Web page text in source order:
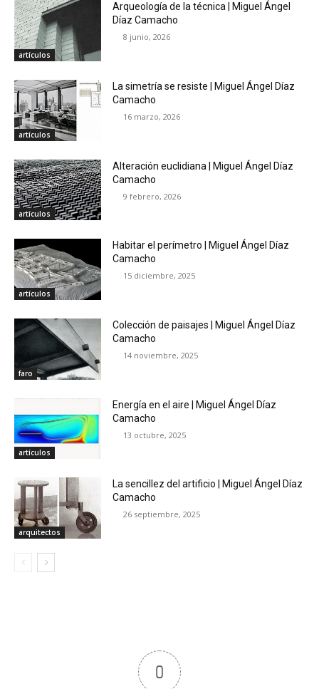
artículos
Arqueología de la técnica | Miguel Ángel
Díaz Camacho
8 junio, 2026
artículos
La simetría se resiste | Miguel Ángel Díaz
Camacho
16 marzo, 2026
artículos
Alteración euclidiana | Miguel Ángel Díaz
Camacho
9 febrero, 2026
artículos
Habitar el perímetro | Miguel Ángel Díaz
Camacho
15 diciembre, 2025
faro
Colección de paisajes | Miguel Ángel Díaz
Camacho
14 noviembre, 2025
artículos
Energía en el aire | Miguel Ángel Díaz
Camacho
13 octubre, 2025
arquitectos
La sencillez del artificio | Miguel Ángel Díaz
Camacho
26 septiembre, 2025
0